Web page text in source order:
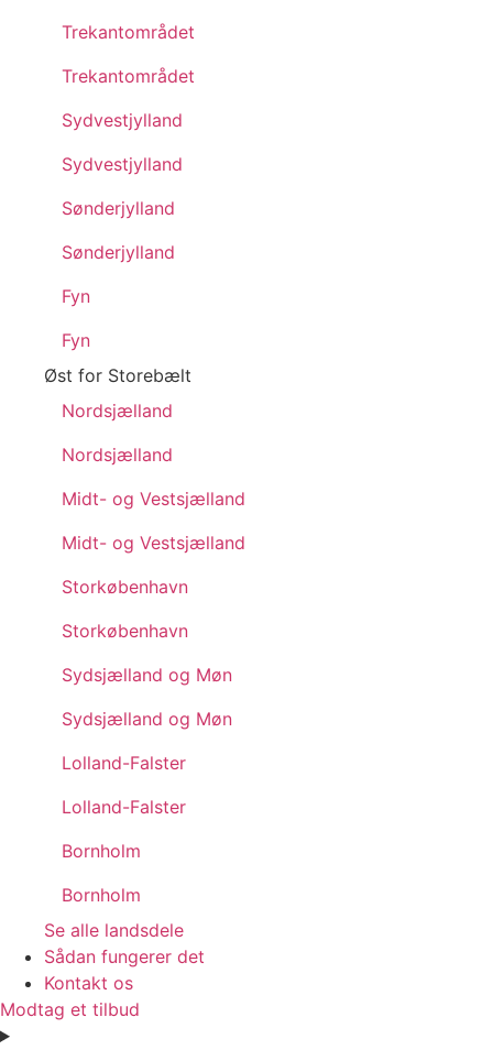
Trekantområdet
Trekantområdet
Sydvestjylland
Sydvestjylland
Sønderjylland
Sønderjylland
Fyn
Fyn
Øst for Storebælt
Nordsjælland
Nordsjælland
Midt- og Vestsjælland
Midt- og Vestsjælland
Storkøbenhavn
Storkøbenhavn
Sydsjælland og Møn
Sydsjælland og Møn
Lolland-Falster
Lolland-Falster
Bornholm
Bornholm
Se alle landsdele
Sådan fungerer det
Kontakt os
Modtag et tilbud